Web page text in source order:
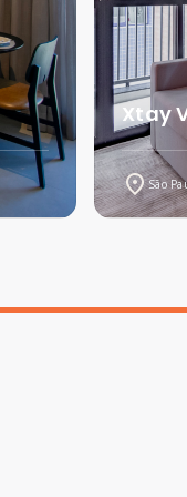
Xtay
São